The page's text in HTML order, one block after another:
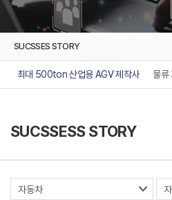
SUCSSES STORY
최대 500ton 산업용 AGV 제작사 물류
SUCSSESS STORY